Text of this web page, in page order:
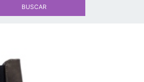
BUSCAR